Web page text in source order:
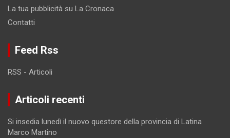
La tua pubblicità su La Cronaca
Contatti
Feed Rss
RSS - Articoli
Articoli recenti
Si insedia lunedì il nuovo questore della provincia di Latina
Marco Martino